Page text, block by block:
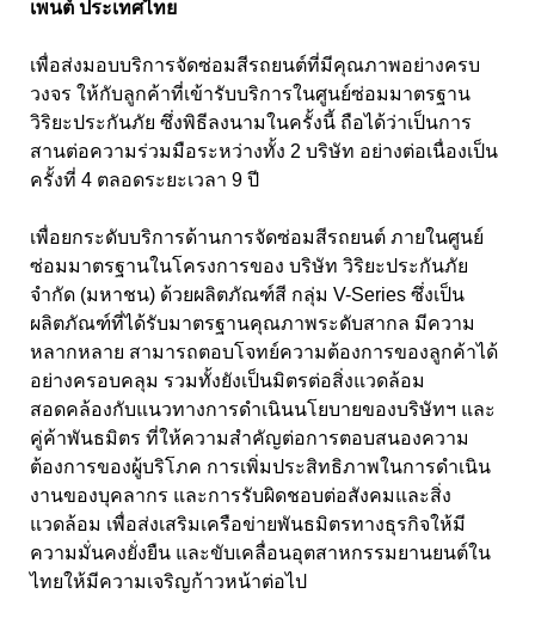
เพนต์ ประเทศไทย
เพื่อส่งมอบบริการจัดซ่อมสีรถยนต์ที่มีคุณภาพอย่างครบ
วงจร ให้กับลูกค้าที่เข้ารับบริการในศูนย์ซ่อมมาตรฐาน
วิริยะประกันภัย ซึ่งพิธีลงนามในครั้งนี้ ถือได้ว่าเป็นการ
สานต่อความร่วมมือระหว่างทั้ง 2 บริษัท อย่างต่อเนื่องเป็น
ครั้งที่ 4 ตลอดระยะเวลา 9 ปี
เพื่อยกระดับบริการด้านการจัดซ่อมสีรถยนต์ ภายในศูนย์
ซ่อมมาตรฐานในโครงการของ บริษัท วิริยะประกันภัย
จำกัด (มหาชน) ด้วยผลิตภัณฑ์สี กลุ่ม V-Series ซึ่งเป็น
ผลิตภัณฑ์ที่ได้รับมาตรฐานคุณภาพระดับสากล มีความ
หลากหลาย สามารถตอบโจทย์ความต้องการของลูกค้าได้
อย่างครอบคลุม รวมทั้งยังเป็นมิตรต่อสิ่งแวดล้อม
สอดคล้องกับแนวทางการดำเนินนโยบายของบริษัทฯ และ
คู่ค้าพันธมิตร ที่ให้ความสำคัญต่อการตอบสนองความ
ต้องการของผู้บริโภค การเพิ่มประสิทธิภาพในการดำเนิน
งานของบุคลากร และการรับผิดชอบต่อสังคมและสิ่ง
แวดล้อม เพื่อส่งเสริมเครือข่ายพันธมิตรทางธุรกิจให้มี
ความมั่นคงยั่งยืน และขับเคลื่อนอุตสาหกรรมยานยนต์ใน
ไทยให้มีความเจริญก้าวหน้าต่อไป